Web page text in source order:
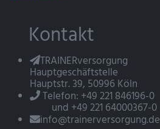
Kontakt
TRAINERversorgung
Hauptgeschäftstelle
Hauptstr. 39, 50996 Köln
Telefon: +49 221 846196-0
und +49 221 64000367-0
info@trainerversorgung.de